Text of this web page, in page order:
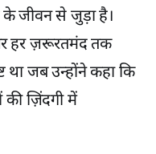
के जीवन से जुड़ा है।
हर ज़रूरतमंद तक
था जब उन्होंने कहा कि
ज़िंदगी में